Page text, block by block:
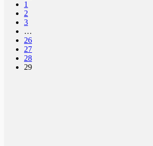
1
2
3
…
26
27
28
29